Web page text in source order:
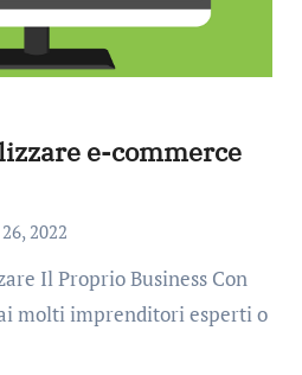
e-commerce
2022
molti imprenditori esperti o